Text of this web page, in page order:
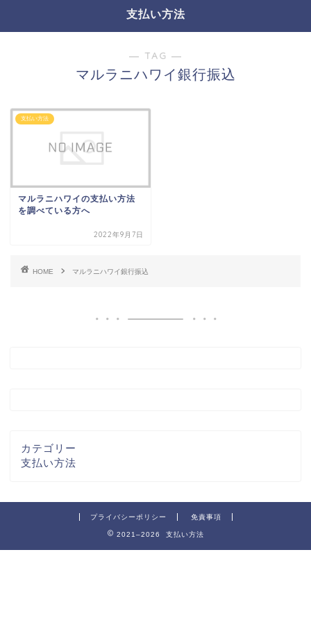
支払い方法
― TAG ―
マルラニハワイ銀行振込
支払い方法
マルラニハワイの支払い方法
を調べている方へ
2022年9月7日
HOME マルラニハワイ銀行振込
カテゴリー
支払い方法
プライバシーポリシー 免責事項
2021–2026 支払い方法